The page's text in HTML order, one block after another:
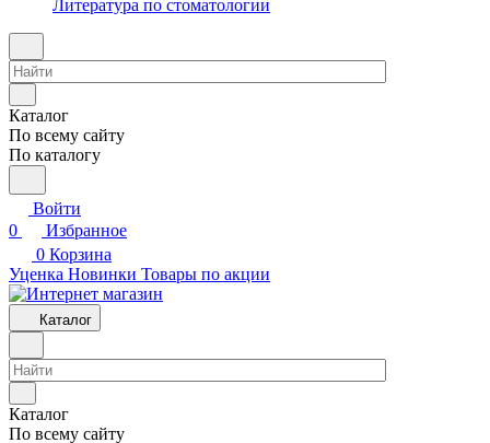
Литература по стоматологии
Каталог
По всему сайту
По каталогу
Войти
0
Избранное
0 Корзина
Уценка Новинки Товары по акции
Каталог
Каталог
По всему сайту